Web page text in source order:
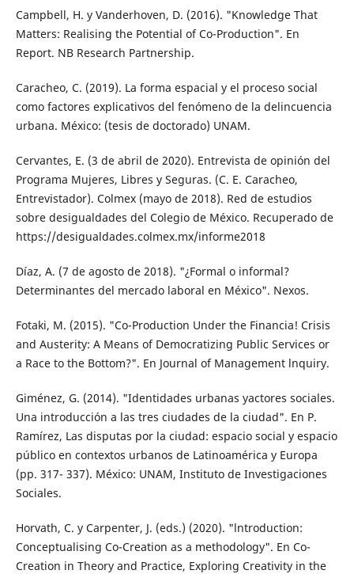
Campbell, H. y Vanderhoven, D. (2016). "Knowledge That
Matters: Realising the Potential of Co-Production". En
Report. NB Research Partnership.
Caracheo, C. (2019). La forma espacial y el proceso social
como factores explicativos del fenómeno de la delincuencia
urbana. México: (tesis de doctorado) UNAM.
Cervantes, E. (3 de abril de 2020). Entrevista de opinión del
Programa Mujeres, Libres y Seguras. (C. E. Caracheo,
Entrevistador). Colmex (mayo de 2018). Red de estudios
sobre desigualdades del Colegio de México. Re­cuperado de
https://desigualdades.colmex.mx/informe2018
Díaz, A. (7 de agosto de 2018). "¿Formal o in­formal?
Determinantes del mercado laboral en México". Nexos.
Fotaki, M. (2015). "Co-Production Under the Financia! Crisis
and Austerity: A Means of Democratizing Public Services or
a Race to the Bottom?". En Journal of Management lnquiry.
Giménez, G. (2014). "Identidades urbanas yac­tores sociales.
Una introducción a las tres ciudades de la ciudad". En P.
Ramírez, Las disputas por la ciudad: espacio social y espacio
público en contextos urbanos de Latinoamérica y Europa
(pp. 317- 337). México: UNAM, Instituto de Investigaciones
Sociales.
Horvath, C. y Carpenter, J. (eds.) (2020). "ln­troduction:
Conceptualising Co-Creation as a methodology". En Co-
Creation in Theory and Practice, Exploring Creativity in the